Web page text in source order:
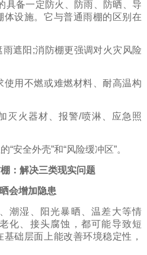
具备一定防火、防雨、防晒、导
设施。它与普通雨棚的区别在
遮阳;消防棚更强调对火灾风险
用不燃或难燃材料、耐高温构
灭火器材、报警/喷淋、应急照
安全外壳”和“风险缓冲区”。
：解决三类现实问题
会增加隐患
潮湿、阳光暴晒、温差大等情
化、接头腐蚀，都可能导致短
础层面上能改善环境稳定性，